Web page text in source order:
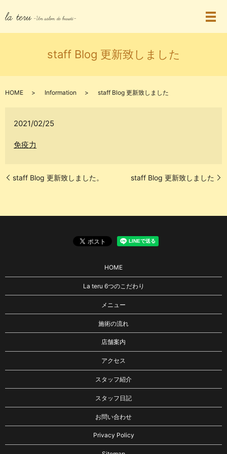
staff Blog 更新致しました
HOME Information staff Blog 更新致しました
2021/02/25
免疫力
staff Blog 更新致しました。 staff Blog 更新致しました
HOME
La teru 6つのこだわり
メニュー
施術の流れ
店舗案内
アクセス
スタッフ紹介
スタッフ日記
お問い合わせ
Privacy Policy